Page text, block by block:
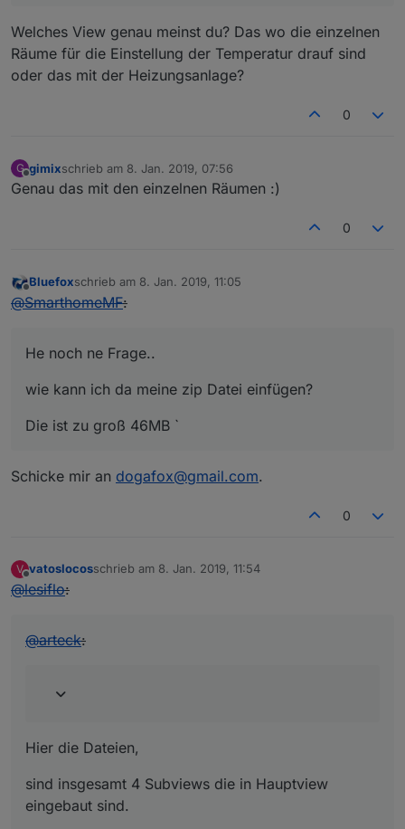
Welches View genau meinst du? Das wo die einzelnen
Räume für die Einstellung der Temperatur drauf sind
oder das mit der Heizungsanlage?
0
G gimixschrieb am 8. Jan. 2019, 07:56
zuletzt editiert von
Genau das mit den einzelnen Räumen :)
0
Offline
Bluefoxschrieb am 8. Jan. 2019, 11:05
zuletzt editiert von
@SmarthomeMF:
He noch ne Frage..
wie kann ich da meine zip Datei einfügen?
Die ist zu groß 46MB `
Schicke mir an dogafox@gmail.com.
0
V
Offline
vatoslocosschrieb am 8. Jan. 2019, 11:54
zuletzt editiert von
@lesiflo:
@arteck:
Hier die Dateien,
sind insgesamt 4 Subviews die in Hauptview
eingebaut sind.